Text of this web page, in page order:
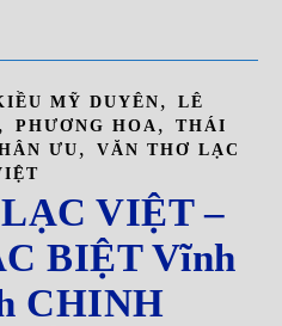
MỸ DUYÊN,
LÊ
, PHƯƠNG HOA ,
THÁI
ƯU ,
VĂN THƠ LẠC
VIỆT –
BIỆT Vĩnh
CHINH